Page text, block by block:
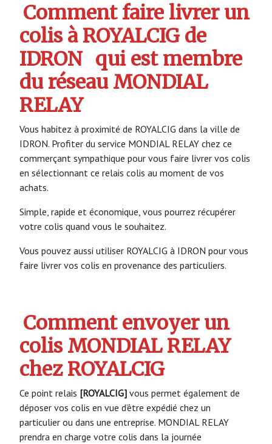
Comment faire livrer un
colis à ROYALCIG de
IDRON qui est membre
du réseau MONDIAL
RELAY
Vous habitez à proximité de ROYALCIG dans la ville de
IDRON. Profiter du service MONDIAL RELAY chez ce
commerçant sympathique pour vous faire livrer vos colis
en sélectionnant ce relais colis au moment de vos
achats.
Simple, rapide et économique, vous pourrez récupérer
votre colis quand vous le souhaitez.
Vous pouvez aussi utiliser ROYALCIG à IDRON pour vous
faire livrer vos colis en provenance des particuliers.
Comment envoyer un
colis MONDIAL RELAY
chez ROYALCIG
Ce point relais [ROYALCIG] vous permet également de
déposer vos colis en vue d’être expédié chez un
particulier ou dans une entreprise. MONDIAL RELAY
prendra en charge votre colis dans la journée